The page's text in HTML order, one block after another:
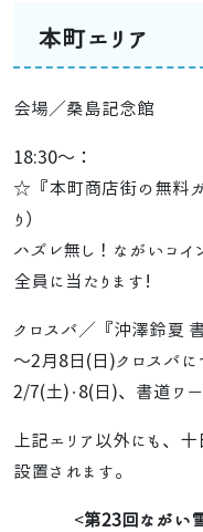
本町エリア
会場／桑島記念館
18:30～：
☆『本町商店街の無料
り）
ハズレ無し！ながいコ
全員に当たります!
クロスバ／『沖澤鈴夏
～2月8日(日)クロスバ
2/7(土)・8(日)、書道ワ
上記エリア以外にも、
設置されます。
<第23回ながい